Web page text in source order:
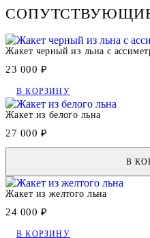
Жакет черный из льна с
23 000 ₽
В КОРЗИНУ
Жакет из белого льна
27 000 ₽
В
Жакет из желтого льна
24 000 ₽
В КОРЗИНУ